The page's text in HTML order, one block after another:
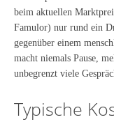
beim aktuellen
Famulor) nur rund ein
gegenüber einem
macht niemals Pause,
unbegrenzt viele
Typische